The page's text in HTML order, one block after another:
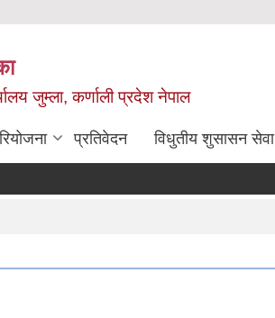
जुम्ला, कर्णाली प्रदेश नेपाल
प्रतिवेदन विधुतीय शुसासन सेवा